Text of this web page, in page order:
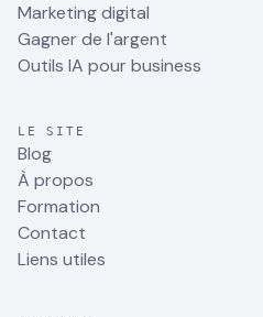
Marketing digital
Gagner de l'argent
Outils IA pour business
LE SITE
Blog
À propos
Formation
Contact
Liens utiles